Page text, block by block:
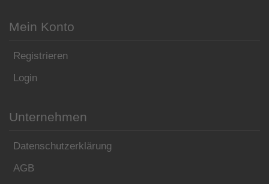
Mein Konto
Registrieren
Login
Unternehmen
Datenschutzerklärung
AGB